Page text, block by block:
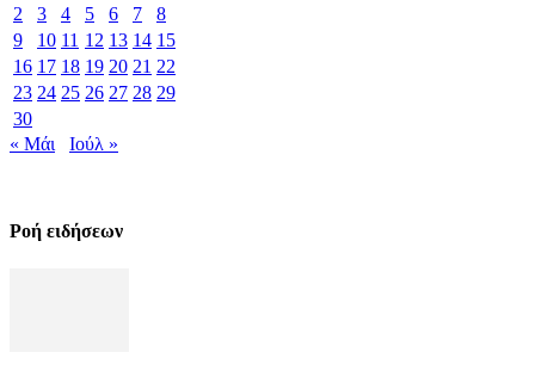
2
3 4 5 6 7
8
9
10 11 12 13 14 15
16 17 18 19 20 21 22
23 24 25 26 27 28 29
30
« Μάι
Ιούλ »
Ροή ειδήσεων